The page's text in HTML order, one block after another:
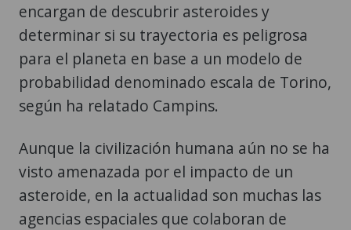
encargan de descubrir asteroides y
determinar si su trayectoria es peligrosa
para el planeta en base a un modelo de
probabilidad denominado escala de Torino,
según ha relatado Campins.
Aunque la civilización humana aún no se ha
visto amenazada por el impacto de un
asteroide, en la actualidad son muchas las
agencias espaciales que colaboran de